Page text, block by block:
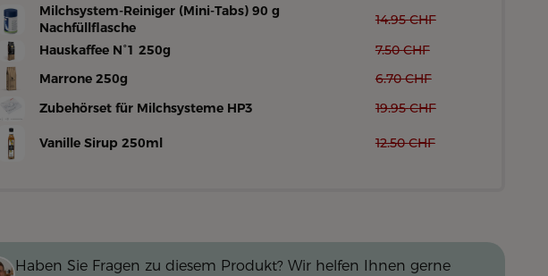
Milchsystem-Reiniger (Mini-Tabs) 90 g
Nachfüllflasche
14.95 CHF
Hauskaffee N°1 250g
7.50 CHF
Marrone 250g
6.70 CHF
Zubehörset für Milchsysteme HP3
19.95 CHF
Vanille Sirup 250ml 12.50 CHF
Haben Sie Fragen zu diesem Produkt? Wir helfen Ihnen gerne